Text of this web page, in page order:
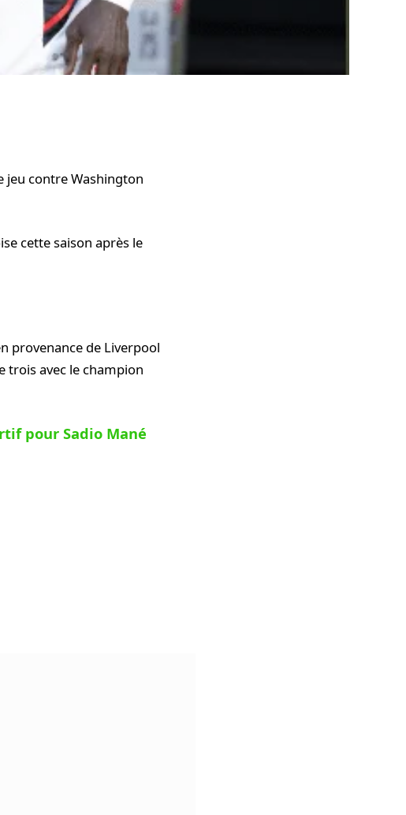
jeu contre Washington
cette saison après le
provenance de Liverpool
trois avec le champion
pour Sadio Mané